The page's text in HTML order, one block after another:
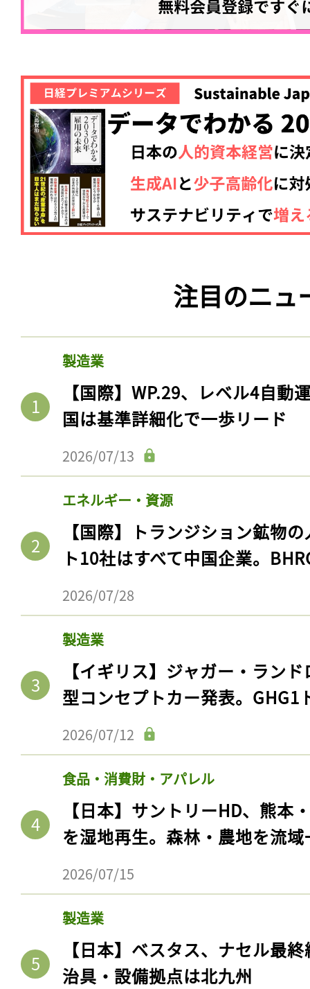
注目のニュ
製造業
【国際】WP.29、レベル4自動
国は基準詳細化で一歩リード
2026/07/13
エネルギー・資源
【国際】トランジション鉱物
ト10社はすべて中国企業。
2026/07/28
製造業
【イギリス】ジャガー・ラン
型コンセプトカー発表。GHG1
2026/07/12
食品・消費財・アパレル
【日本】サントリーHD、熊本
を湿地再生。森林・農地を流
2026/07/15
製造業
【日本】ベスタス、ナセル最
治具・設備拠点は北九州